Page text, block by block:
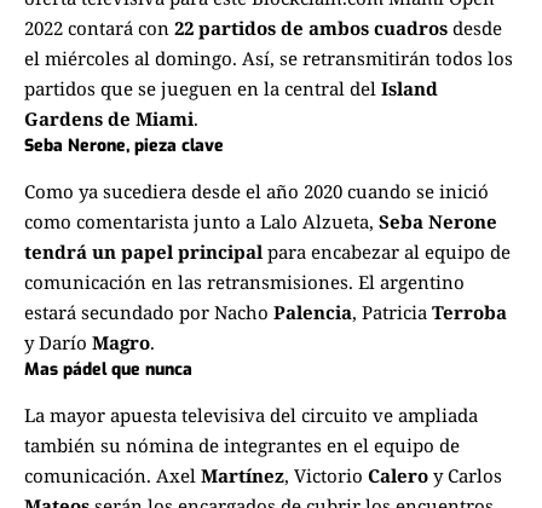
2022 contará con 22 partidos de ambos cuadros desde
el miércoles al domingo. Así, se retransmitirán todos los
partidos que se jueguen en la central del Island
Gardens de Miami.
Seba Nerone, pieza clave
Como ya sucediera desde el año 2020 cuando se inició
como comentarista junto a Lalo Alzueta, Seba Nerone
tendrá un papel principal para encabezar al equipo de
comunicación en las retransmisiones. El argentino
estará secundado por Nacho Palencia, Patricia Terroba
y Darío Magro.
Mas pádel que nunca
La mayor apuesta televisiva del circuito ve ampliada
también su nómina de integrantes en el equipo de
comunicación. Axel Martínez, Victorio Calero y Carlos